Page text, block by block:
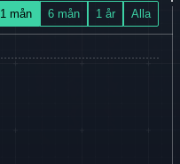
1 mån 6 mån 1 år Alla